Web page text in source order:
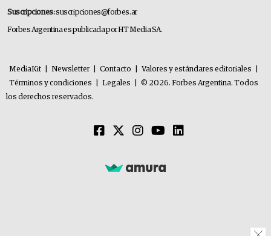
Suscripciones:suscripciones@forbes.ar
Forbes Argentina es publicada por HT Media SA.
MediaKit Newsletter Contacto Valores y estándares editoriales
Términos y condiciones
Legales
© 2026. Forbes Argentina. Todos
los derechos reservados.